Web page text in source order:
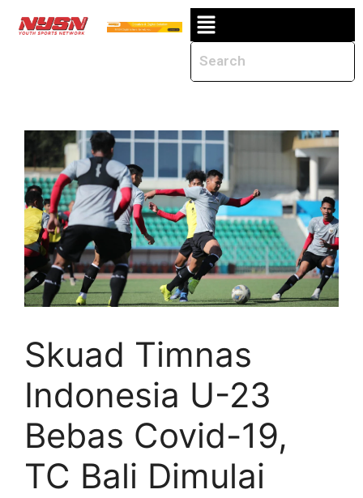
Skuad Timnas
Indonesia U-23
Bebas Covid-19,
TC Bali Dimulai